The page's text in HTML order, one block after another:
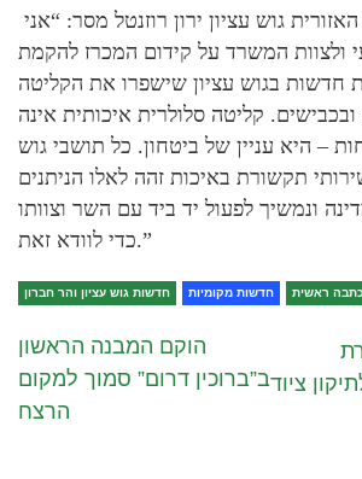
ולצוות המשרד על קידום המכרז להקמת
חדשות בגוש עציון שישפרו את הקליטה
ובכבישים. קליטה סלולרית איכותית אינה
– היא עניין של ביטחון. כל תושבי גוש
תקשורת באיכות זהה לאלו הניתנים
ונמשיך לפעול יד ביד עם השר וצוותו
כדי לוודא זאת.”
חדשות גוש עציון והר חברון חדשות מקומיות כתבה ראשית
הוקם המבנה הראשון
ב”ברוכין דרום” סמוך למקום
הרצח
ציוד